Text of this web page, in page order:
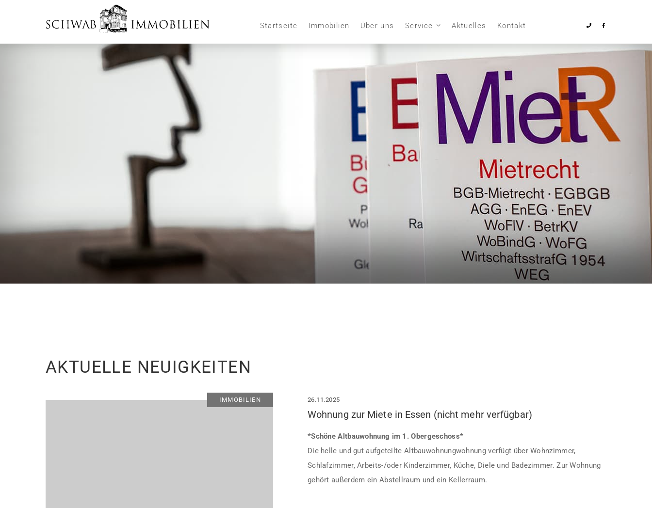
Startseite Immobilien Über uns Service Aktuelles Kontakt
AKTUELLE NEUIGKEITEN
IMMOBILIEN 26.11.2025
Wohnung zur Miete in Essen (nicht mehr verfügbar)
*Schöne Altbauwohnung im 1. Obergeschoss*
Die helle und gut aufgeteilte Altbauwohnungwohnung verfügt über Wohnzimmer,
Schlafzimmer, Arbeits-/oder Kinderzimmer, Küche, Diele und Badezimmer. Zur Wohnung
gehört außerdem ein Abstellraum und ein Kellerraum.